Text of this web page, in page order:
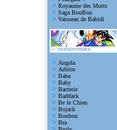
Royaume des Morts
Saga BouBou
Vaisseau de Babidi
Angela
Arbitre
Baba
Baby
Bacterie
Baddack
Be le Chien
Bojack
Boubou
Bra